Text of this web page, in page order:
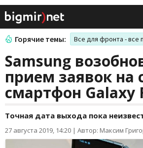
Горячие темы: Все для фронта - все
Samsung
прием заявок на
смартфон Galaxy
Точная дата выхода пока
27 августа 2019, 14:20 | Автор: Максим